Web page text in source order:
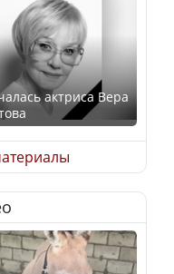
актриса Вера
заочный
по уголовному
убийстве Игоря